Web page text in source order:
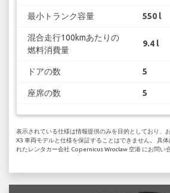
最小トランク容量 550 l
混合走行100kmあたりの
燃料消費量
9.4 l
ドアの数 5
座席の数 5
表示されている仕様は情報提供のみを目的としており、
X3 車両モデルと仕様を保証することはできません。 具
れたレンタカー会社 Copernicus Wroclaw 空港 にお問い